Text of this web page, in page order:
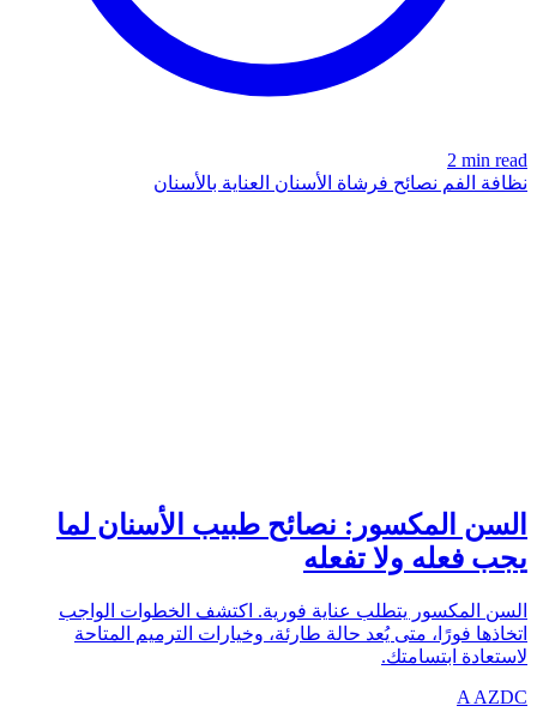
2 min read
نظافة الفم نصائح فرشاة الأسنان العناية بالأسنان
السن المكسور: نصائح طبيب الأسنان لما
يجب فعله ولا تفعله
السن المكسور يتطلب عناية فورية. اكتشف الخطوات الواجب
اتخاذها فورًا، متى يُعد حالة طارئة، وخيارات الترميم المتاحة
لاستعادة ابتسامتك.
A AZDC